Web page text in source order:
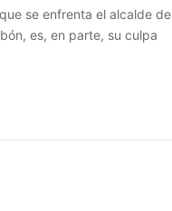
se enfrenta el alcalde de
es, en parte, su culpa